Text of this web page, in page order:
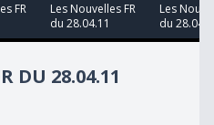
FR
Les Nouvelles FR
du 28.04.11
Les
du
DU 28.04.11